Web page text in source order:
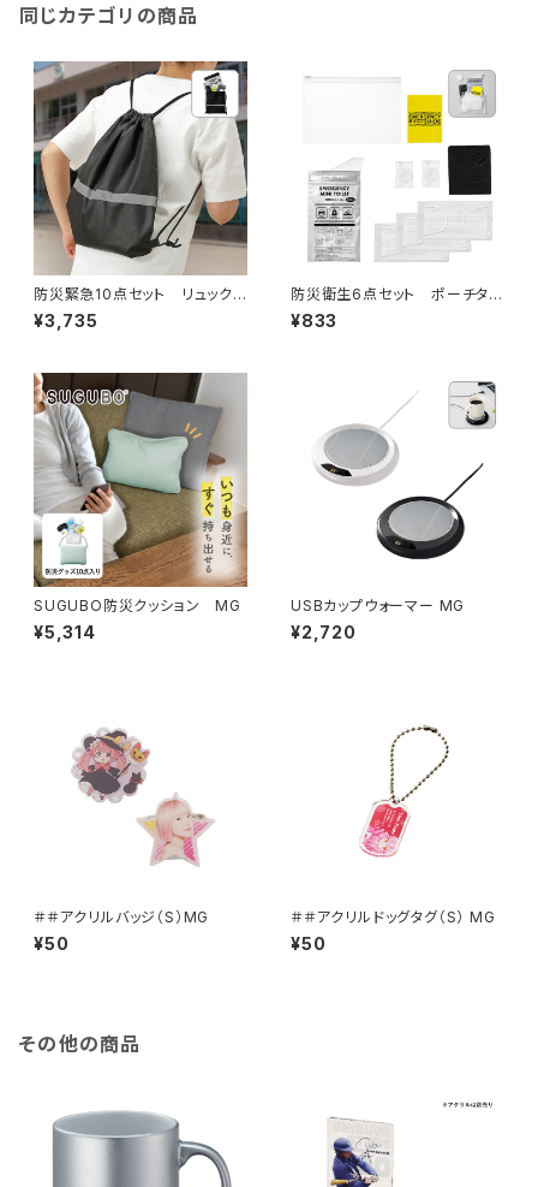
同じカテゴリの商品
防災緊急10点セット リュックタ
イプ ブラック MG
¥3,735
防災衛生6点セット ポーチタイ
プ クリア MG
¥833
SUGUBO防災クッション MG
¥5,314
USBカップウォーマー MG
¥2,720
＃＃アクリルバッジ（S）MG
¥50
＃＃アクリルドッグタグ（S） MG
¥50
その他の商品